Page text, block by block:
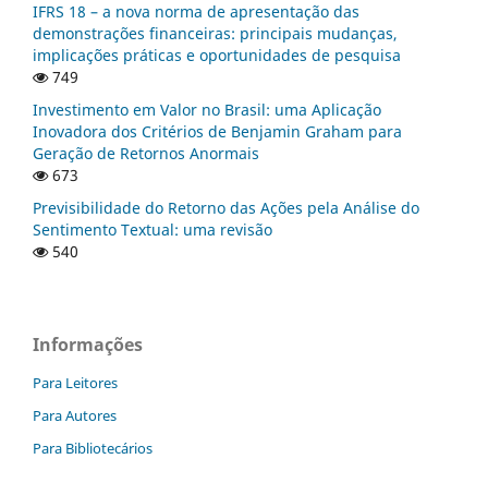
IFRS 18 – a nova norma de apresentação das
demonstrações financeiras: principais mudanças,
implicações práticas e oportunidades de pesquisa
749
Investimento em Valor no Brasil: uma Aplicação
Inovadora dos Critérios de Benjamin Graham para
Geração de Retornos Anormais
673
Previsibilidade do Retorno das Ações pela Análise do
Sentimento Textual: uma revisão
540
Informações
Para Leitores
Para Autores
Para Bibliotecários